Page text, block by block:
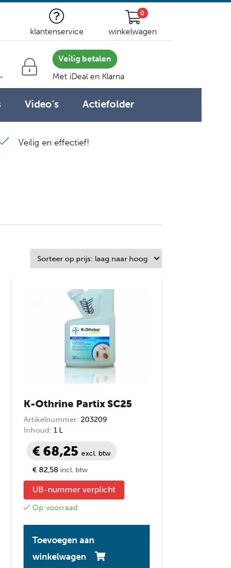
klantenservice
0
winkelwagen
Veilig betalen
Met iDeal en Klarna
Video’s Actiefolder
Veilig en effectief!
K-Othrine Partix SC25
Artikelnummer: 203209
Inhoud: 1 L
€ 68,25excl. btw
€ 82,58 incl. btw
UB-nummer verplicht
Op voorraad
Toevoegen aan
winkelwagen